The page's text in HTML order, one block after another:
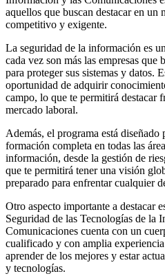
aquellos que buscan destacar en un
competitivo y exigente.
La seguridad de la información es
cada vez son más las empresas que
para proteger sus sistemas y datos.
oportunidad de adquirir
campo, lo que te permitirá destacar
mercado laboral.
Además, el programa está diseñado
formación completa en todas las
información, desde la gestión de
que te permitirá tener una visión
preparado para enfrentar cualquier
Otro aspecto importante a destacar
Seguridad de las Tecnologías de la
Comunicaciones cuenta con un
cualificado y con amplia
aprender de los mejores y estar
y tecnologías.